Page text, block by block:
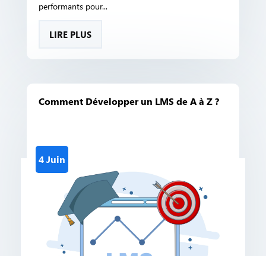
performants pour...
LIRE PLUS
Comment Développer un LMS de A à Z ?
4 Juin